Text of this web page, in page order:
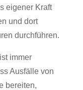
eigener Kraft
und dort
durchführen.
immer
Ausfälle von
bereiten,